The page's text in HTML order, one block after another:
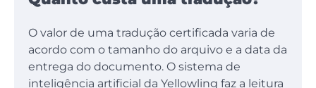
O valor de uma tradução certificada varia de
acordo com o tamanho do arquivo e a data da
entrega do documento. O sistema de
inteligência artificial da Yellowling faz a leitura